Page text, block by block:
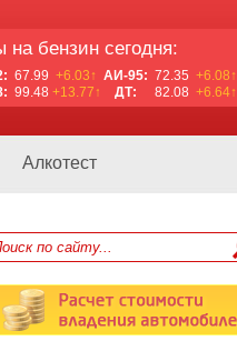
на бензин сегодня:
67.99 +6.03↑ АИ-95: 72.35 +6.08↑
99.48 +13.77↑ ДТ: 82.08 +6.64↑
Алкотест